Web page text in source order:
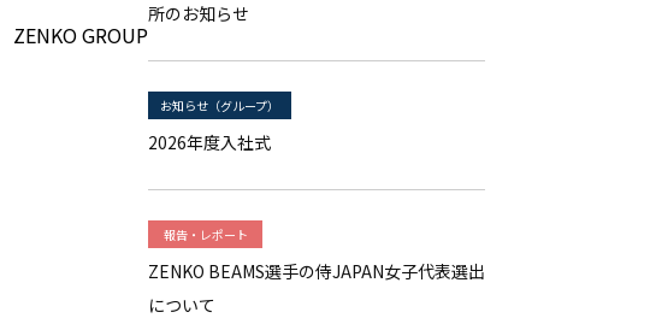
ZENKO GROUP
所のお知らせ
お知らせ（グループ）
2026年度入社式
報告・レポート
ZENKO BEAMS選手の侍JAPAN女子代表選出
について